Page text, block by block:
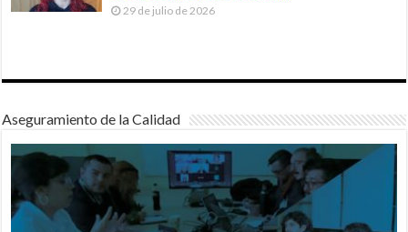
29 de julio de 2026
Aseguramiento de la Calidad